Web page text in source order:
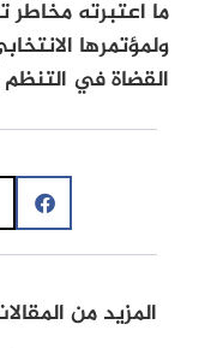
ما اعتبرته
ولمؤتمرها
القضاة في التنظم
المزيد من